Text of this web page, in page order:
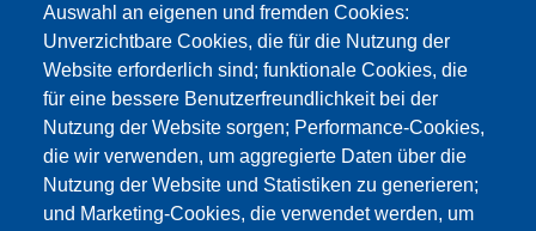
Auswahl an eigenen und fremden Cookies:
Unverzichtbare Cookies, die für die Nutzung der
Website erforderlich sind; funktionale Cookies, die
für eine bessere Benutzerfreundlichkeit bei der
Nutzung der Website sorgen; Performance-Cookies,
die wir verwenden, um aggregierte Daten über die
Nutzung der Website und Statistiken zu generieren;
und Marketing-Cookies, die verwendet werden, um
Dieser Inhalt ist blockiert, da die Google Maps
Cookies nicht akzeptiert wurden.